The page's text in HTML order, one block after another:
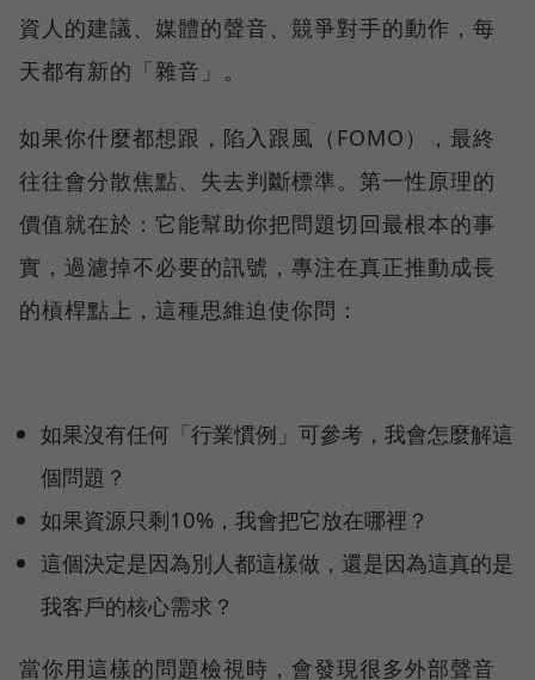
資人的建議、媒體的聲音、競爭對手的動作，每
天都有新的「雜音」。
如果你什麼都想跟，陷入跟風（FOMO），最終
往往會分散焦點、失去判斷標準。第一性原理的
價值就在於：它能幫助你把問題切回最根本的事
實，過濾掉不必要的訊號，專注在真正推動成長
的槓桿點上，這種思維迫使你問：
如果沒有任何「行業慣例」可參考，我會怎麼解這
個問題？
如果資源只剩10%，我會把它放在哪裡？
這個決定是因為別人都這樣做，還是因為這真的是
我客戶的核心需求？
當你用這樣的問題檢視時，會發現很多外部聲音